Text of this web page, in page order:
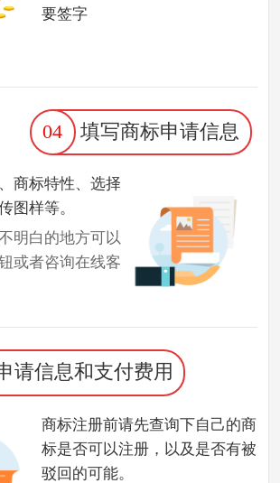
要签字
04 填写商标申请信息
商标特性、选择
图样等。
明白的地方可以
或者咨询在线客
请信息和支付费用
商标注册前请先查询下自己的商
标是否可以注册，以及是否有被
驳回的可能。